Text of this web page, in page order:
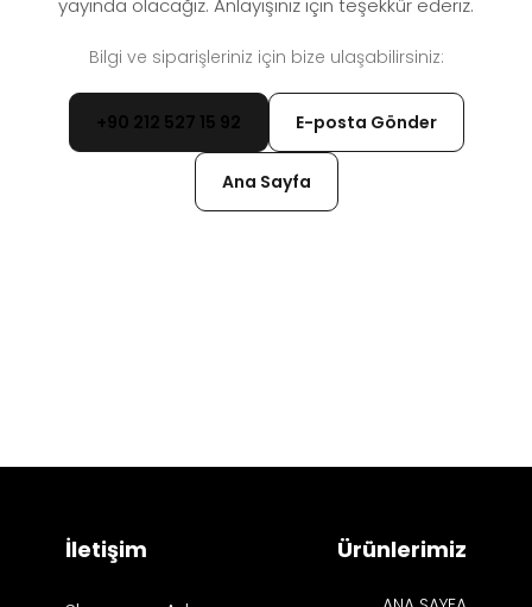
yayında olacağız. Anlayışınız için teşekkür ederiz.
Bilgi ve siparişleriniz için bize ulaşabilirsiniz:
+90 212 527 15 92 E-posta Gönder
Ana Sayfa
İletişim Ürünlerimiz